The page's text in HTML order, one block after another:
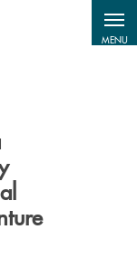
MENU